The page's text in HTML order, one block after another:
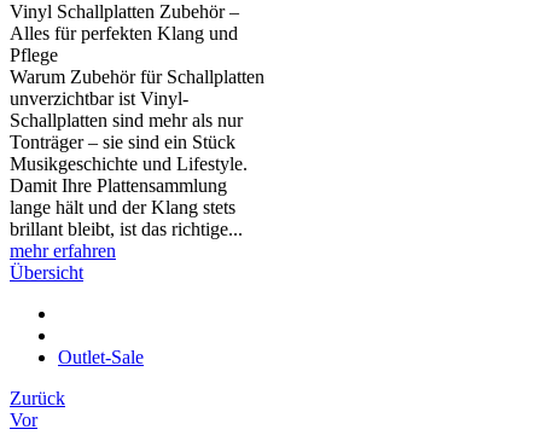
Vinyl Schallplatten Zubehör –
Alles für perfekten Klang und
Pflege
Warum Zubehör für Schallplatten
unverzichtbar ist Vinyl-
Schallplatten sind mehr als nur
Tonträger – sie sind ein Stück
Musikgeschichte und Lifestyle.
Damit Ihre Plattensammlung
lange hält und der Klang stets
brillant bleibt, ist das richtige...
mehr erfahren
Übersicht
Outlet-Sale
Zurück
Vor